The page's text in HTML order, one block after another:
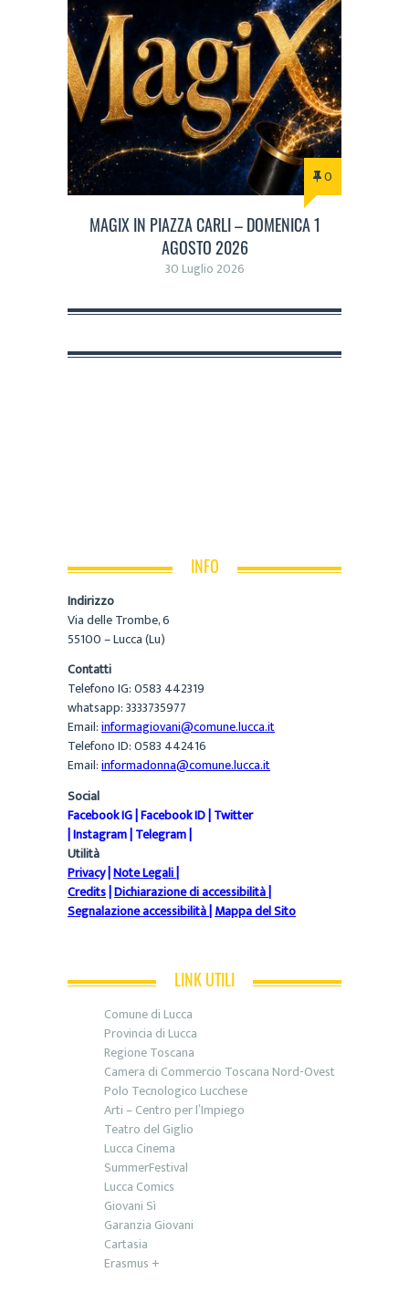
0
MAGIX IN PIAZZA CARLI – DOMENICA 1
AGOSTO 2026
30 Luglio 2026
INFO
Indirizzo
Via delle Trombe, 6
55100 – Lucca (Lu)
Contatti
Telefono IG: 0583 442319
whatsapp: 3333735977
Email:informagiovani@comune.lucca.it
Telefono ID: 0583 442416
Email:informadonna@comune.lucca.it
Social
Facebook IG|Facebook ID|Twitter
|Instagram|Telegram|
Utilità
Privacy|Note Legali|
Credits|Dichiarazione di accessibilità|
Segnalazione accessibilità|Mappa del Sito
LINK UTILI
Comune di Lucca
Provincia di Lucca
Regione Toscana
Camera di Commercio Toscana Nord-Ovest
Polo Tecnologico Lucchese
Arti – Centro per l’Impiego
Teatro del Giglio
Lucca Cinema
SummerFestival
Lucca Comics
Giovani Sì
Garanzia Giovani
Cartasia
Erasmus +